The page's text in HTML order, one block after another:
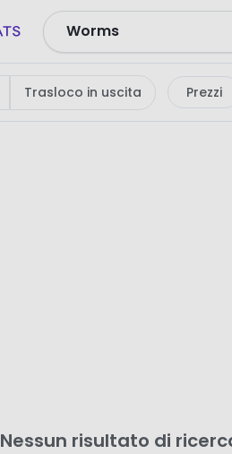
Nessun
risultato
Trasloco in uscita Prezzi
Nessun risultato di